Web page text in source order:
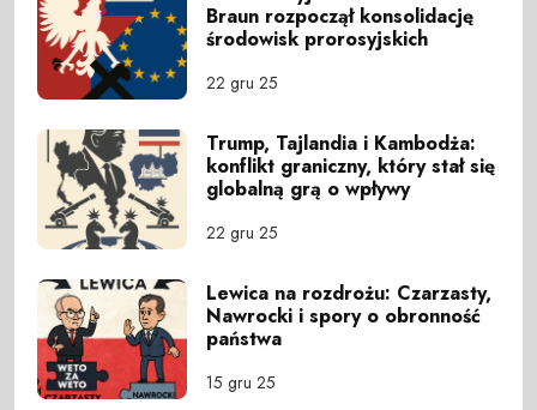
Braun rozpoczął konsolidację
środowisk prorosyjskich
22 gru 25
Trump, Tajlandia i Kambodża:
konflikt graniczny, który stał się
globalną grą o wpływy
22 gru 25
Lewica na rozdrożu: Czarzasty,
Nawrocki i spory o obronność
państwa
15 gru 25